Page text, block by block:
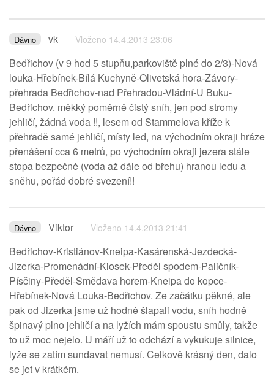
Dávno vk Vloženo 14.4.2013 23:06
Bedřichov (v 9 hod 5 stupňu,parkoviště plné do 2/3)-Nová
louka-Hřebínek-Bílá Kuchyně-Olivetská hora-Závory-
přehrada Bedřichov-nad Přehradou-Vládní-U Buku-
Bedřichov. měkký poměrně čistý sníh, jen pod stromy
jehličí, žádná voda !!, lesem od Stammelova kříže k
přehradě samé jehličí, místy led, na východním okraji hráze
přenášení cca 6 metrů, po východním okraji jezera stále
stopa bezpečně (voda až dále od břehu) hranou ledu a
sněhu, pořád dobré svezení!!
Dávno Viktor Vloženo 14.4.2013 21:41
Bedřichov-Kristiánov-Kneipa-Kasárenská-Jezdecká-
Jizerka-Promenádní-Kiosek-Předěl spodem-Paličník-
Písčiny-Předěl-Smědava horem-Kneipa do kopce-
Hřebínek-Nová Louka-Bedřichov. Ze začátku pěkné, ale
pak od Jizerka jsme už hodně šlapali vodu, sníh hodně
špinavý plno jehličí a na lyžích mám spoustu smůly, takže
to už moc nejelo. U máří už to odchází a vykukuje silnice,
lyže se zatím sundavat nemusí. Celkově krásný den, dalo
se jet v krátkém.